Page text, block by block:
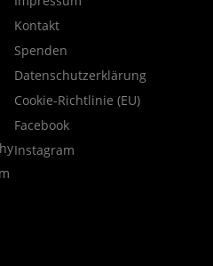
Kontakt
Spenden
Datenschutzerklärung
Cookie-Richtlinie (EU)
Facebook
Instagram